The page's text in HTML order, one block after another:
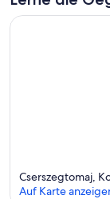
Cserszegtomaj,
Auf Karte